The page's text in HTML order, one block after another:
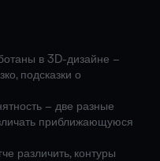
в 3D-дизайне –
подсказки о
– две разные
приближающуюся
различить, контуры